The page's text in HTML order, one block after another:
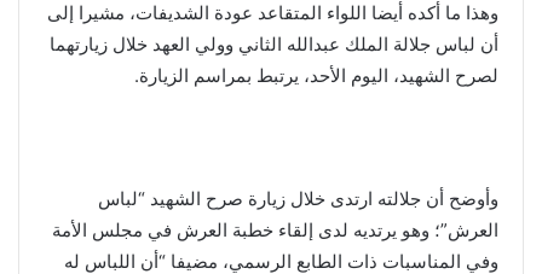
وهذا ما أكده أيضا اللواء المتقاعد عودة الشديفات، مشيرا إلى
أن لباس جلالة الملك عبدالله الثاني وولي العهد خلال زيارتهما
لصرح الشهيد، اليوم الأحد، يرتبط بمراسم الزيارة.
وأوضح أن جلالته ارتدى خلال زيارة صرح الشهيد “لباس
العرش”؛ وهو يرتديه لدى إلقاء خطبة العرش في مجلس الأمة
وفي المناسبات ذات الطابع الرسمي، مضيفا “أن اللباس له